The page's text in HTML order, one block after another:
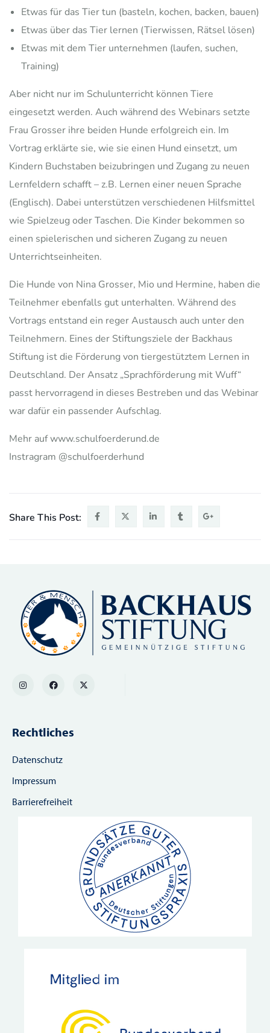
Etwas für das Tier tun (basteln, kochen, backen, bauen)
Etwas über das Tier lernen (Tierwissen, Rätsel lösen)
Etwas mit dem Tier unternehmen (laufen, suchen,
Training)
Aber nicht nur im Schulunterricht können Tiere
eingesetzt werden. Auch während des Webinars setzte
Frau Grosser ihre beiden Hunde erfolgreich ein. Im
Vortrag erklärte sie, wie sie einen Hund einsetzt, um
Kindern Buchstaben beizubringen und Zugang zu neuen
Lernfeldern schafft – z.B. Lernen einer neuen Sprache
(Englisch). Dabei unterstützen verschiedenen Hilfsmittel
wie Spielzeug oder Taschen. Die Kinder bekommen so
einen spielerischen und sicheren Zugang zu neuen
Unterrichtseinheiten.
Die Hunde von Nina Grosser, Mio und Hermine, haben die
Teilnehmer ebenfalls gut unterhalten. Während des
Vortrags entstand ein reger Austausch auch unter den
Teilnehmern. Eines der Stiftungsziele der Backhaus
Stiftung ist die Förderung von tiergestütztem Lernen in
Deutschland. Der Ansatz „Sprachförderung mit Wuff“
passt hervorragend in dieses Bestreben und das Webinar
war dafür ein passender Aufschlag.
Mehr auf www.schulfoerderund.de
Instragram @schulfoerderhund
Share This Post:
Rechtliches
Datenschutz
Impressum
Barrierefreiheit